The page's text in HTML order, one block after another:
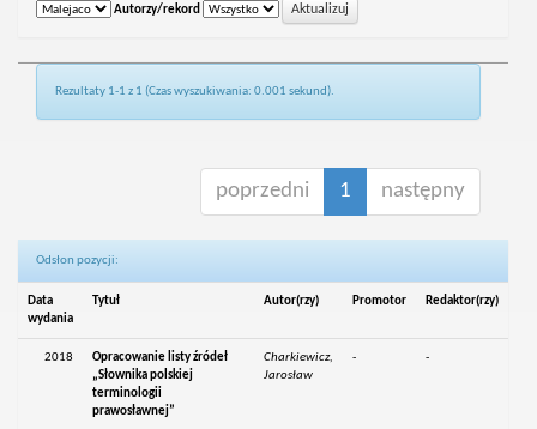
Autorzy/rekord
Rezultaty 1-1 z 1 (Czas wyszukiwania: 0.001 sekund).
poprzedni 1 następny
Odsłon pozycji:
Data
wydania
Tytuł Autor(rzy) Promotor Redaktor(rzy)
2018
Opracowanie listy źródeł
„Słownika polskiej
terminologii
prawosławnej”
Charkiewicz,
Jarosław
- -